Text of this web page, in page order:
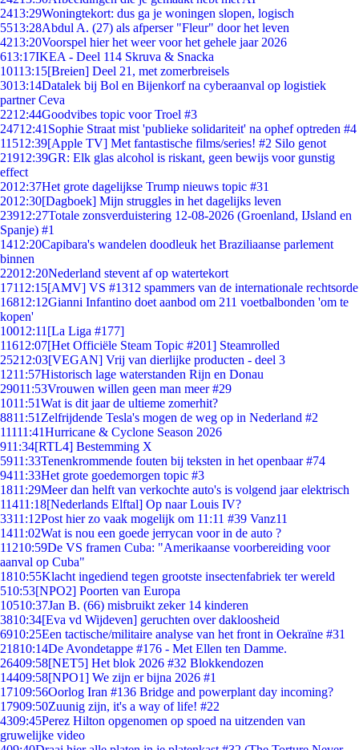
2413:29Woningtekort: dus ga je woningen slopen, logisch
5513:28Abdul A. (27) als afperser "Fleur" door het leven
4213:20Voorspel hier het weer voor het gehele jaar 2026
613:17IKEA - Deel 114 Skruva & Snacka
10113:15[Breien] Deel 21, met zomerbreisels
3013:14Datalek bij Bol en Bijenkorf na cyberaanval op logistiek
partner Ceva
2212:44Goodvibes topic voor Troel #3
24712:41 Sophie Straat mist 'publieke solidariteit' na ophef optreden #4
11512:39[Apple TV] Met fantastische films/series! #2 Silo genot
21912:39GR: Elk glas alcohol is riskant, geen bewijs voor gunstig
effect
2012:37Het grote dagelijkse Trump nieuws topic #31
2012:30[Dagboek] Mijn struggles in het dagelijks leven
23912:27Totale zonsverduistering 12-08-2026 (Groenland, IJsland en
Spanje) #1
1412:20Capibara's wandelen doodleuk het Braziliaanse parlement
binnen
22012:20Nederland stevent af op watertekort
17112:15[AMV] VS #1312 spammers van de internationale rechtsorde
16812:12Gianni Infantino doet aanbod om 211 voetbalbonden 'om te
kopen'
10012:11 [La Liga #177]
11612:07[Het Officiële Steam Topic #201] Steamrolled
25212:03[VEGAN] Vrij van dierlijke producten - deel 3
1211:57Historisch lage waterstanden Rijn en Donau
29011:53Vrouwen willen geen man meer #29
1011:51Wat is dit jaar de ultieme zomerhit?
8811:51 Zelfrijdende Tesla's mogen de weg op in Nederland #2
11111:41Hurricane & Cyclone Season 2026
911:34[RTL4] Bestemming X
5911:33Tenenkrommende fouten bij teksten in het openbaar #74
9411:33Het grote goedemorgen topic #3
1811:29Meer dan helft van verkochte auto's is volgend jaar elektrisch
11411:18[Nederlands Elftal] Op naar Louis IV?
3311:12Post hier zo vaak mogelijk om 11:11 #39 Vanz11
1411:02Wat is nou een goede jerrycan voor in de auto ?
11210:59De VS framen Cuba: "Amerikaanse voorbereiding voor
aanval op Cuba"
1810:55Klacht ingediend tegen grootste insectenfabriek ter wereld
510:53[NPO2] Poorten van Europa
10510:37Jan B. (66) misbruikt zeker 14 kinderen
3810:34[Eva vd Wijdeven] geruchten over dakloosheid
6910:25Een tactische/militaire analyse van het front in Oekraïne #31
21810:14De Avondetappe #176 - Met Ellen ten Damme.
26409:58[NET5] Het blok 2026 #32 Blokkendozen
14409:58[NPO1] We zijn er bijna 2026 #1
17109:56Oorlog Iran #136 Bridge and powerplant day incoming?
17909:50Zuunig zijn, it's a way of life! #22
4309:45Perez Hilton opgenomen op spoed na uitzenden van
gruwelijke video